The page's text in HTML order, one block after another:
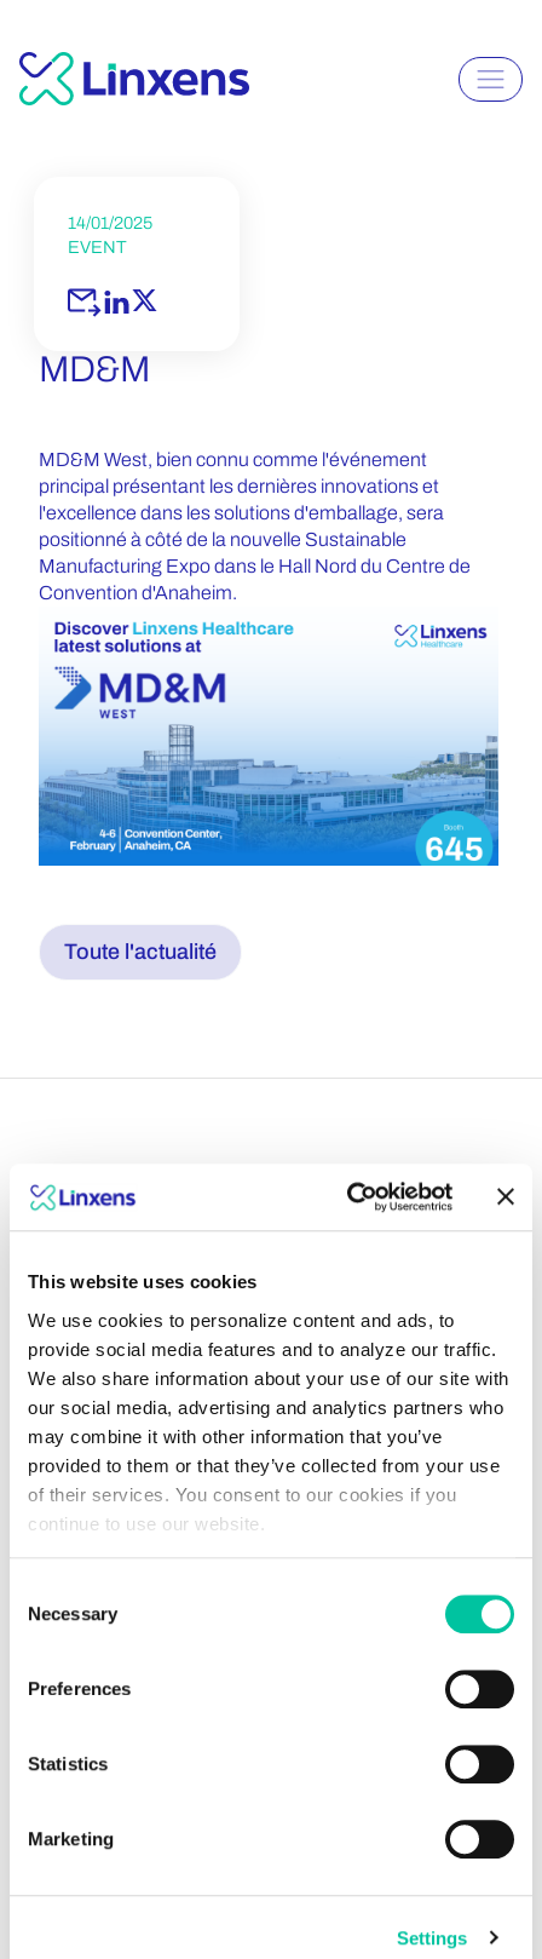
This website uses cookies
We use cookies to personalize content and ads, to
provide social media features and to analyze our traffic.
We also share information about your use of our site with
our social media, advertising and analytics partners who
may combine it with other information that you’ve
provided to them or that they’ve collected from your use
of their services. You consent to our cookies if you
continue to use our website.
Selection
Necessary
Preferences
Statistics
Marketing
Settings
14/01/2025
EVENT
MD&M
MD&M West, bien connu comme l'événement
principal présentant les dernières innovations et
l'excellence dans les solutions d'emballage, sera
positionné à côté de la nouvelle Sustainable
Manufacturing Expo dans le Hall Nord du Centre de
Convention d'Anaheim.
Toute l'actualité
Garder une longueur
d'avance avec les avis
de nos experts
Explore insights
Linxens, partenaire du projet Wibatts
Le projet Wibatts vise à développer une étiquette RFID qui se